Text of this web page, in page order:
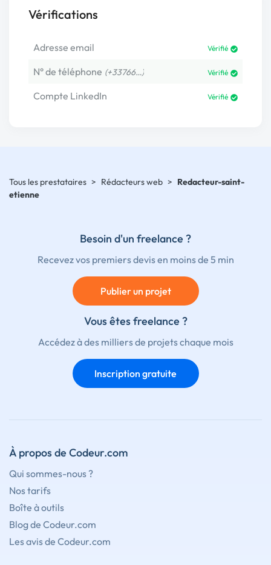
Vérifications
Adresse email Vérifié
N° de téléphone (+33766…) Vérifié
Compte LinkedIn Vérifié
Tous les prestataires > Rédacteurs web > Redacteur-saint-
etienne
Besoin d'un freelance ?
Recevez vos premiers devis en moins de 5 min
Publier un projet
Vous êtes freelance ?
Accédez à des milliers de projets chaque mois
Inscription gratuite
À propos de Codeur.com
Qui sommes-nous ?
Nos tarifs
Boîte à outils
Blog de Codeur.com
Les avis de Codeur.com